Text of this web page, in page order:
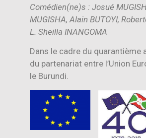
Comédien(ne)s : Josué
MUGISHA, Alain BUTOYI,
L. Sheilla INANGOMA
Dans le cadre du quarantième
du partenariat entre l’Union
le Burundi.